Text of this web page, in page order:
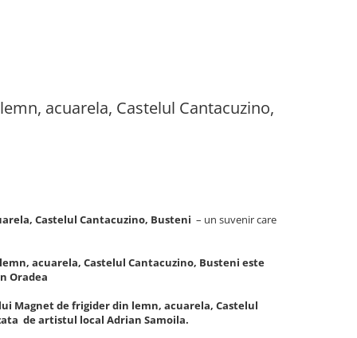
acuarela, Castelul Cantacuzino,
Castelul Cantacuzino, Busteni – un suvenir care
acuarela, Castelul Cantacuzino, Busteni este
Oradea
Magnet de frigider din lemn, acuarela, Castelul
de artistul local Adrian Samoila.